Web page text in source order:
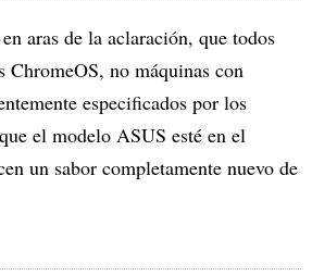
aras de la aclaración, que todos
ChromeOS, no máquinas con
especificados por los
el modelo ASUS esté en el
un sabor completamente nuevo de